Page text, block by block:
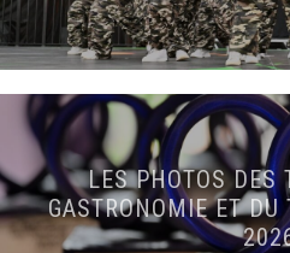
LES PHOTOS DES
GASTRONOMIE ET DU